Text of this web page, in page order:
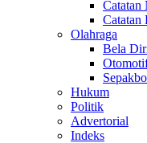
Catatan
Catatan
Olahraga
Bela
Hukum
Politik
Advertorial
Indeks